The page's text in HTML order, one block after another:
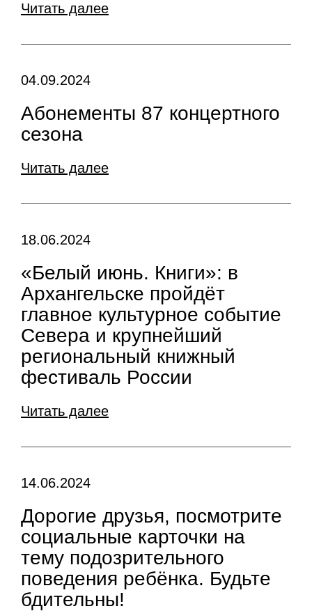
Читать далее
04.09.2024
Абонементы 87 концертного
сезона
Читать далее
18.06.2024
«Белый июнь. Книги»: в
Архангельске пройдёт
главное культурное событие
Севера и крупнейший
региональный книжный
фестиваль России
Читать далее
14.06.2024
Дорогие друзья, посмотрите
социальные карточки на
тему подозрительного
поведения ребёнка. Будьте
бдительны!